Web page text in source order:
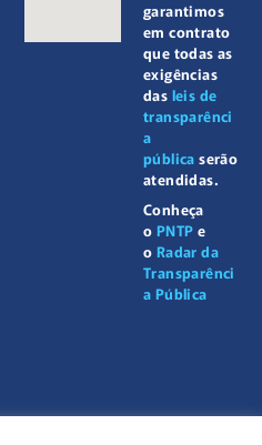
garantimos
em contrato
que todas as
exigências
das leis de
transparênci
a
pública serão
atendidas.
Conheça
o PNTP e
o Radar da
Transparênci
a Pública